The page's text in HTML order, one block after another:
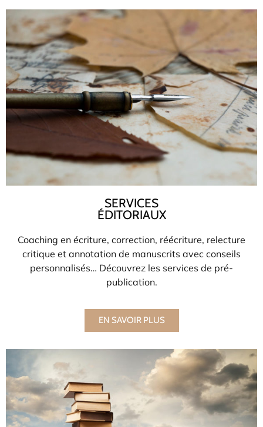
SERVICES
ÉDITORIAUX
Coaching en écriture, correction, réécriture, relecture
critique et annotation de manuscrits avec conseils
personnalisés… Découvrez les services de pré-
publication.
EN SAVOIR PLUS